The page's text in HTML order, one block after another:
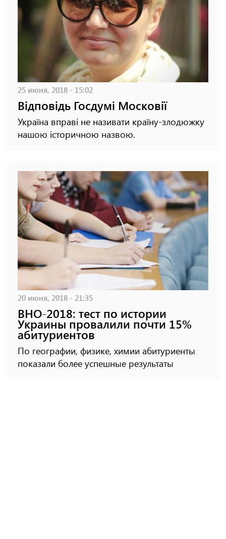
25 июня, 2018 - 15:02
Відповідь Госдумі Московії
Україна вправі не називати країну-злодюжку
нашою історичною назвою.
20 июня, 2018 - 21:35
ВНО-2018: тест по истории
Украины провалили почти 15%
абитуриентов
По географии, физике, химии абитуриенты
показали более успешные результаты